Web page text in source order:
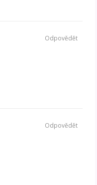
Odpovědět
Odpovědět